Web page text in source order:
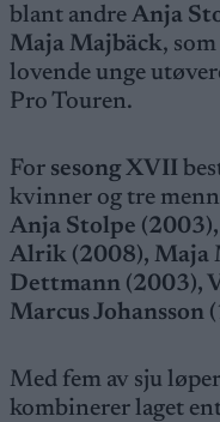
blant andre Anja
Maja Majbäck,
lovende unge
Pro Touren.
For sesong XVII
kvinner og tre
Anja Stolpe
Alrik (2008), Maja
Dettmann (2003),
Marcus Johansson
Med fem av sju
kombinerer laget